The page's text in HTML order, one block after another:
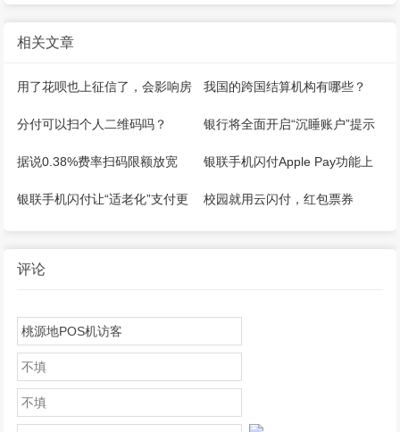
相关文章
用了花呗也上征信了，会影响房
贷吗？多家银行回应！
我国的跨国结算机构有哪些？
分付可以扫个人二维码吗？
银行将全面开启“沉睡账户”提示
提醒清理工作！
据说0.38%费率扫码限额放宽
了！
银联手机闪付Apple Pay功能上
新啦！一键绑卡免输卡号~
银联手机闪付让“适老化”支付更
校园就用云闪付，红包票券
评论